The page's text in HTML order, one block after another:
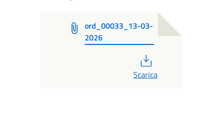
ord_00033_13-03-
2026
Scarica